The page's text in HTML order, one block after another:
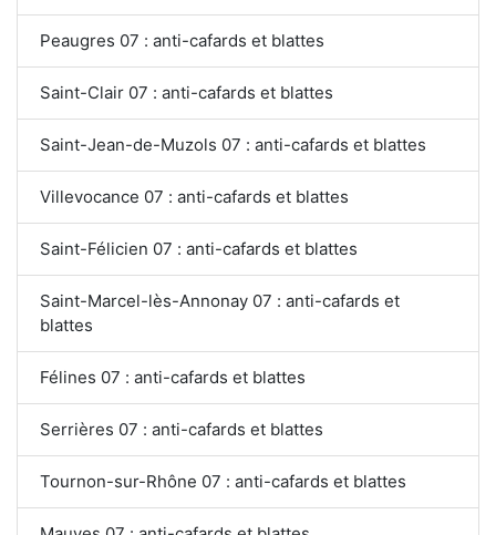
Peaugres 07 : anti-cafards et blattes
Saint-Clair 07 : anti-cafards et blattes
Saint-Jean-de-Muzols 07 : anti-cafards et blattes
Villevocance 07 : anti-cafards et blattes
Saint-Félicien 07 : anti-cafards et blattes
Saint-Marcel-lès-Annonay 07 : anti-cafards et
blattes
Félines 07 : anti-cafards et blattes
Serrières 07 : anti-cafards et blattes
Tournon-sur-Rhône 07 : anti-cafards et blattes